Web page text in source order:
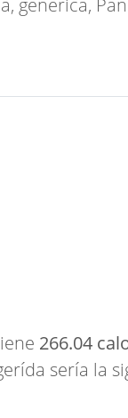
genérica,
266.04
sería la